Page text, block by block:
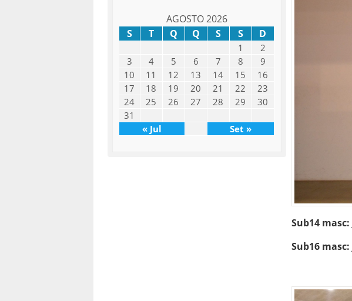
Sub14 masc:
Sub16 masc:
AGOSTO 2026
S
T Q Q S S D
1
2
3
4 5 6 7 8
9
10
11 12 13 14 15
16
17
18 19 20 21 22
23
24
25 26 27 28 29
30
31
« Jul
Set »